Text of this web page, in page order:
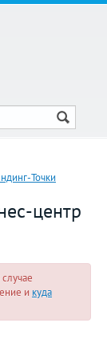
Точки
центр
и куда